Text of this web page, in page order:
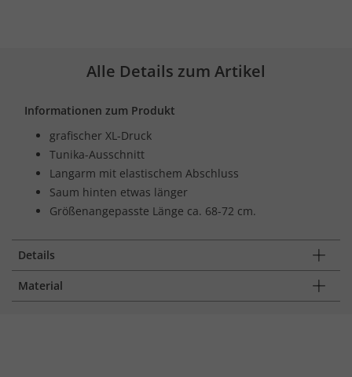
Alle Details zum Artikel
Informationen zum Produkt
grafischer XL-Druck
Tunika-Ausschnitt
Langarm mit elastischem Abschluss
Saum hinten etwas länger
Größenangepasste Länge ca. 68-72 cm.
Details
Material